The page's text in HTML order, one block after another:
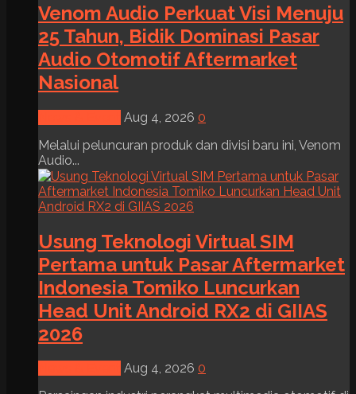
Venom Audio Perkuat Visi Menuju
25 Tahun, Bidik Dominasi Pasar
Audio Otomotif Aftermarket
Nasional
Aug 4, 2026 0
Melalui peluncuran produk dan divisi baru ini, Venom
Audio...
Usung Teknologi Virtual SIM
Pertama untuk Pasar Aftermarket
Indonesia Tomiko Luncurkan
Head Unit Android RX2 di GIIAS
2026
Aug 4, 2026 0